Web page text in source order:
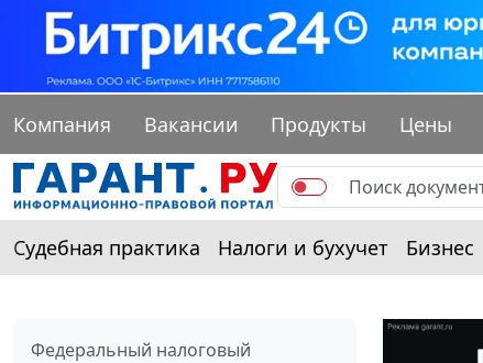
Компания Вакансии Продукты Цены
Судебная практика Налоги и бухучет Бизнес
Федеральный налоговый